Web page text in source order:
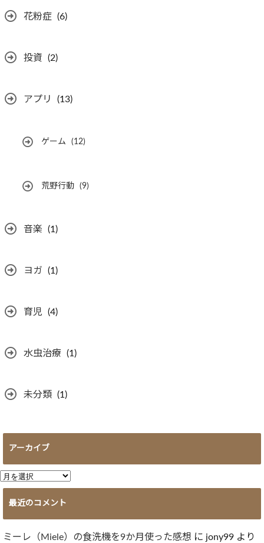
花粉症 (6)
投資 (2)
アプリ (13)
ゲーム (12)
荒野行動 (9)
音楽 (1)
ヨガ (1)
育児 (4)
水虫治療 (1)
未分類 (1)
アーカイブ
ア
ー
イ
ブ
最近のコメント
ミーレ（Miele）の食洗機を9か月使った感想 に jony99 より